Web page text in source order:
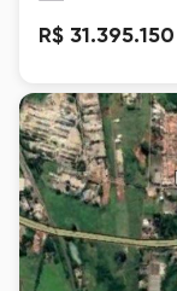
R$ 31.395.150